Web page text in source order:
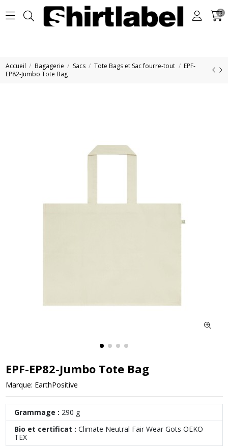
0
Accueil Bagagerie Sacs Tote Bags et Sac fourre-tout
EPF-
EP82-Jumbo Tote Bag
EPF-EP82-Jumbo Tote Bag
Marque: EarthPositive
Grammage : 290 g
Bio et certificat : Climate Neutral Fair Wear Gots OEKO
TEX